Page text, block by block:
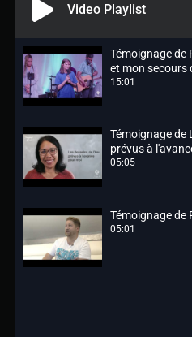
Video Playlist
Témoignage de
et mon secours
15:01
Témoignage de
prévus à
05:05
Témoignage de
05:01